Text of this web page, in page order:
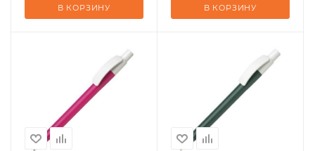
В КОРЗИНУ В КОРЗИНУ